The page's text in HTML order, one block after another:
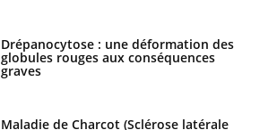
Drépanocytose : une déformation des
globules rouges aux conséquences
graves
Maladie de Charcot (Sclérose latérale